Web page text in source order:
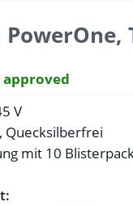
approved
V
Quecksilberfrei
mit 10